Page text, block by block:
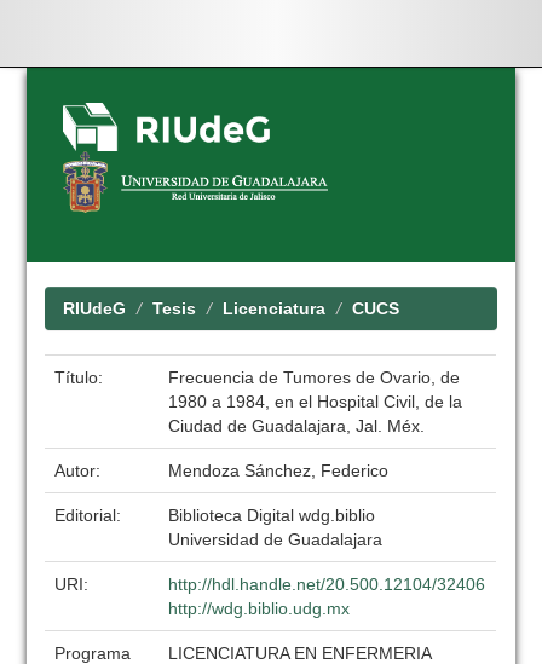
Skip
navigation
RIUdeG Tesis Licenciatura CUCS
Título:
Frecuencia de Tumores de Ovario, de
1980 a 1984, en el Hospital Civil, de la
Ciudad de Guadalajara, Jal. Méx.
Autor: Mendoza Sánchez, Federico
Editorial:
Biblioteca Digital wdg.biblio
Universidad de Guadalajara
URI:
http://hdl.handle.net/20.500.12104/32406
http://wdg.biblio.udg.mx
Programa
LICENCIATURA EN ENFERMERIA